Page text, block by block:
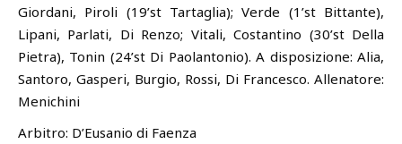
Giordani, Piroli (19’st Tartaglia); Verde (1’st Bittante),
Lipani, Parlati, Di Renzo; Vitali, Costantino (30’st Della
Pietra), Tonin (24’st Di Paolantonio). A disposizione: Alia,
Santoro, Gasperi, Burgio, Rossi, Di Francesco. Allenatore:
Menichini
Arbitro: D’Eusanio di Faenza